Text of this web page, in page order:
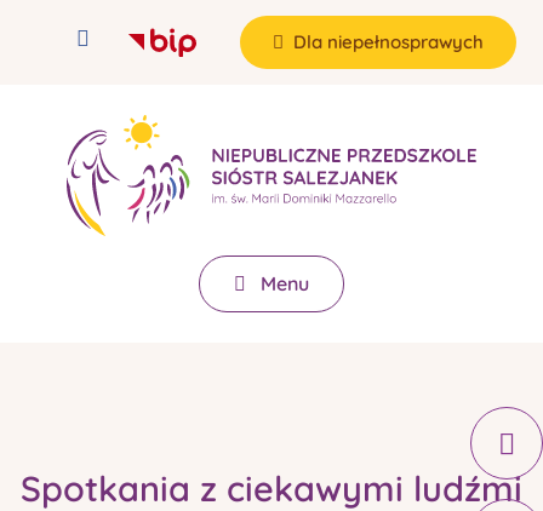
Dla niepełnosprawych
Menu
Spotkania z ciekawymi ludźmi